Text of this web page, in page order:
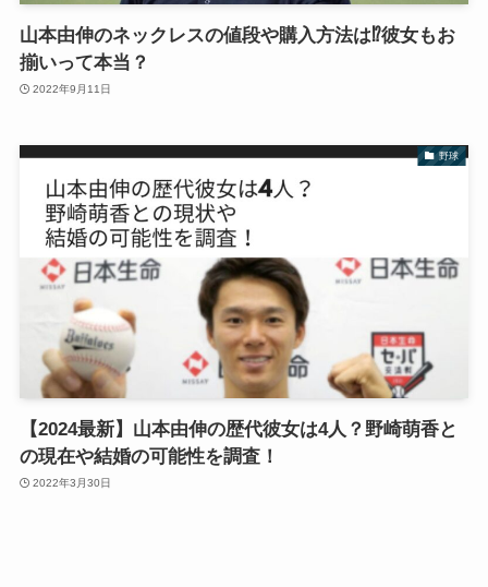
山本由伸のネックレスの値段や購入方法は⁉︎彼女もお
揃いって本当？
2022年9月11日
野球
【2024最新】山本由伸の歴代彼女は4人？野崎萌香と
の現在や結婚の可能性を調査！
2022年3月30日